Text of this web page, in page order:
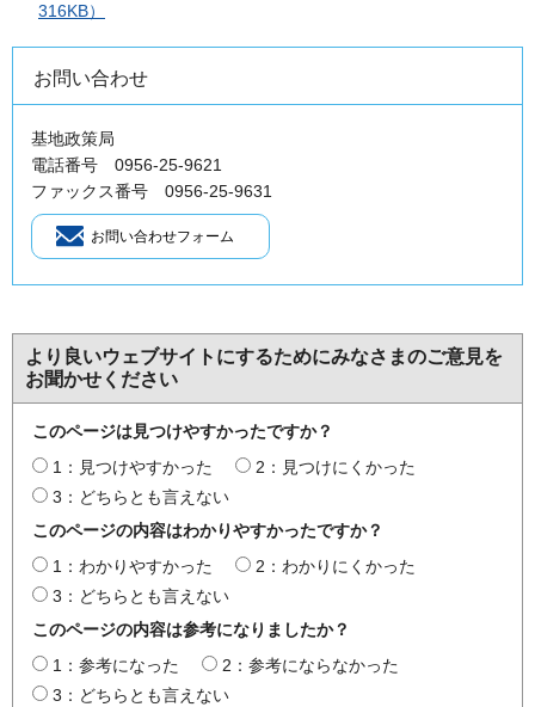
316KB）
お問い合わせ
基地政策局
電話番号 0956-25-9621
ファックス番号 0956-25-9631
より良いウェブサイトにするためにみなさまのご意見を
お聞かせください
このページは見つけやすかったですか？
1：見つけやすかった
2：見つけにくかった
3：どちらとも言えない
このページの内容はわかりやすかったですか？
1：わかりやすかった
2：わかりにくかった
3：どちらとも言えない
このページの内容は参考になりましたか？
1：参考になった
2：参考にならなかった
3：どちらとも言えない